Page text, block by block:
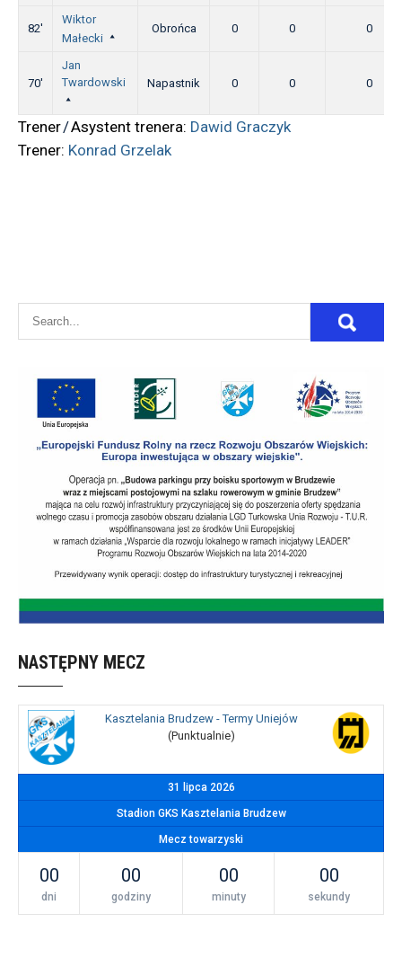
82'
Wiktor
Małecki
Obrońca 0 0 0
70'
Jan
Twardowski
Napastnik 0 0 0
Trener/Asystent trenera: Dawid Graczyk
Trener: Konrad Grzelak
NASTĘPNY MECZ
Kasztelania Brudzew - Termy Uniejów
(Punktualnie)
31 lipca 2026
Stadion GKS Kasztelania Brudzew
Mecz towarzyski
00
dni
00
godziny
00
minuty
00
sekundy